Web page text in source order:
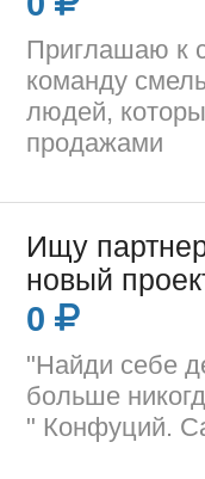
Приглашаю к
команду
людей,
продажами
Ищу
новый
0
"Найди себе
больше
" Конфуций.